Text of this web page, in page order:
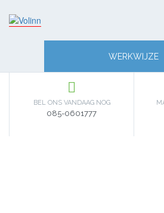
WERKWIJZE
BEL ONS VANDAAG NOG
085-0601777